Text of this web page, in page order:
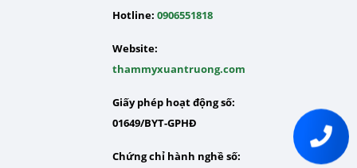
Hotline: 0906551818
Website:
thammyxuantruong.com
Giấy phép hoạt động số:
01649/BYT-GPHĐ
Chứng chỉ hành nghề số: